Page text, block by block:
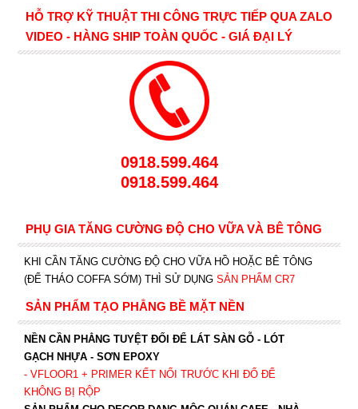
HỖ TRỢ KỸ THUẬT THI CÔNG TRỰC TIẾP QUA ZALO
VIDEO - HÀNG SHIP TOÀN QUỐC - GIÁ ĐẠI LÝ
0918.599.464
0918.599.464
PHỤ GIA TĂNG CƯỜNG ĐỘ CHO VỮA VÀ BÊ TÔNG
KHI CẦN TĂNG CƯỜNG ĐỘ CHO VỮA HỒ HOẶC BÊ TÔNG
(ĐỂ THÁO COFFA SỚM) THÌ SỬ DỤNG SẢN PHẨM CR7
SẢN PHẨM TẠO PHẲNG BỀ MẶT NỀN
NỀN CẦN PHẲNG TUYỆT ĐỐI ĐỂ LÁT SÀN GỖ - LÓT
GẠCH NHỰA - SƠN EPOXY
- VFLOOR1+ PRIMER KẾT NỐI TRƯỚC KHI ĐỔ ĐỂ
KHÔNG BỊ RỘP